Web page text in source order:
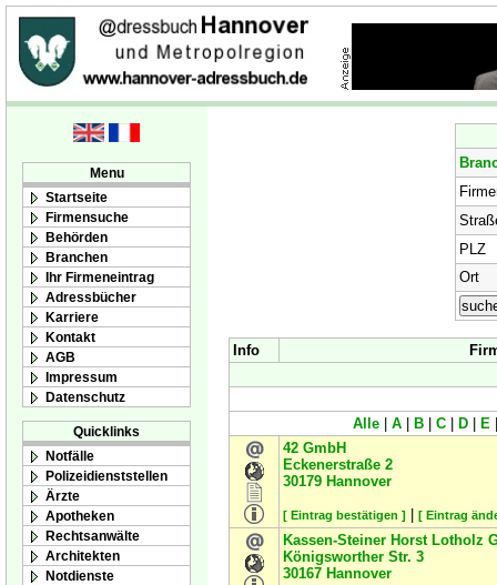
Menu
Startseite
Firmensuche
Behörden
Branchen
Ihr Firmeneintrag
Adressbücher
Karriere
Kontakt
AGB
Impressum
Datenschutz
Quicklinks
Notfälle
Polizeidienststellen
Ärzte
Apotheken
Rechtsanwälte
Architekten
Notdienste
PLZ
Ort
Info
Alle A B C D E
42 GmbH
Eckenerstraße 2
30179 Hannover
[ Eintrag bestätigen ] [ Eintrag
Kassen-Steiner Horst Lotholz
Königsworther Str. 3
30167 Hannover